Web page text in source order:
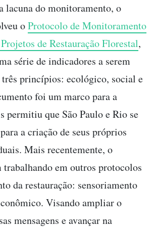
lacuna do monitoramento, o
oProtocolo de Monitoramento
de Restauração Florestal,
série de indicadores a serem
três princípios: ecológico, social e
foi um marco para a
permitiu que São Paulo e Rio se
a criação de seus próprios
Mais recentemente, o
em outros protocolos
da restauração: sensoriamento
Visando ampliar o
mensagens e avançar na